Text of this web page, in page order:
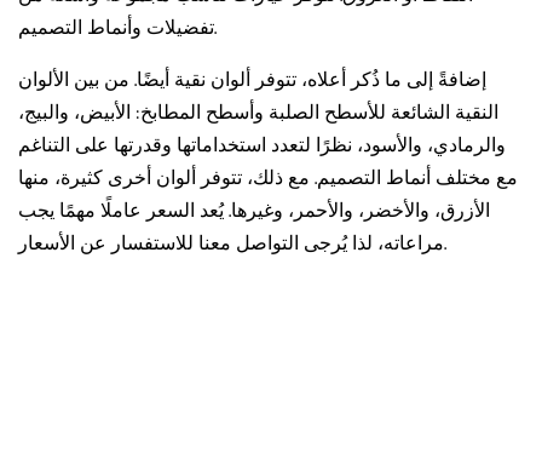
تفضيلات وأنماط التصميم.
إضافةً إلى ما ذُكر أعلاه، تتوفر ألوان نقية أيضًا. من بين الألوان
النقية الشائعة للأسطح الصلبة وأسطح المطابخ: الأبيض، والبيج،
والرمادي، والأسود، نظرًا لتعدد استخداماتها وقدرتها على التناغم
مع مختلف أنماط التصميم. مع ذلك، تتوفر ألوان أخرى كثيرة، منها
الأزرق، والأخضر، والأحمر، وغيرها.يُعد السعر عاملًا مهمًا يجب
مراعاته، لذا يُرجى التواصل معنا للاستفسار عن الأسعار.